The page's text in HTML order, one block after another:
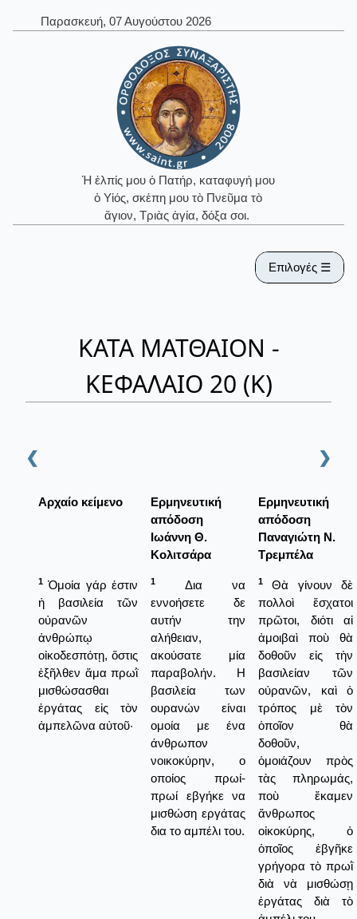
Παρασκευή, 07 Αυγούστου 2026
Ἡ ἐλπίς μου ὁ Πατήρ, καταφυγή μου
ὁ Υἱός, σκέπη μου τὸ Πνεῦμα τὸ
ἅγιον, Τριὰς ἁγία, δόξα σοι.
Επιλογές ☰
ΚΑΤΑ ΜΑΤΘΑΙΟΝ -
ΚΕΦΑΛΑΙΟ 20 (Κ)
❮ ❯
Αρχαίο κείμενο
Ερμηνευτική
απόδοση
Ιωάννη Θ.
Κολιτσάρα
Ερμηνευτική
απόδοση
Παναγιώτη Ν.
Τρεμπέλα
1 Ὁμοία γάρ ἐστιν
ἡ βασιλεία τῶν
οὐρανῶν
ἀνθρώπῳ
οἰκοδεσπότῃ, ὅστις
ἐξῆλθεν ἅμα πρωῒ
μισθώσασθαι
ἐργάτας εἰς τὸν
ἀμπελῶνα αὐτοῦ·
1
Δια να
εννοήσετε δε
αυτήν την
αλήθειαν,
ακούσατε μία
παραβολήν. Η
βασιλεία των
ουρανών είναι
ομοία με ένα
άνθρωπον
νοικοκύρην, ο
οποίος πρωί-
πρωί εβγήκε να
μισθώση εργάτας
δια το αμπέλι του.
1
Θὰ γίνουν δὲ
πολλοὶ ἔσχατοι
πρῶτοι, διότι αἱ
ἀμοιβαὶ ποὺ θὰ
δοθοῦν εἰς τὴν
βασιλείαν τῶν
οὐρανῶν, καὶ ὁ
τρόπος μὲ τὸν
ὁποῖον θὰ
δοθοῦν,
ὁμοιάζουν πρὸς
τὰς πληρωμάς,
ποὺ ἔκαμεν
ἄνθρωπος
οἰκοκύρης, ὁ
ὁποῖος ἐβγῆκε
γρήγορα τὸ πρωῒ
διὰ νὰ μισθώσῃ
ἐργάτας διὰ τὸ